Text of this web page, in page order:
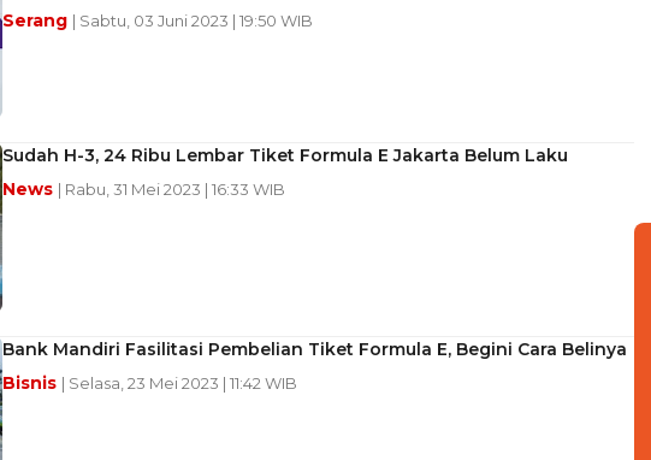
Serang | Sabtu, 03 Juni 2023 | 19:50 WIB
Sudah H-3, 24 Ribu Lembar Tiket Formula E Jakarta Belum Laku
News | Rabu, 31 Mei 2023 | 16:33 WIB
Bank Mandiri Fasilitasi Pembelian Tiket Formula E, Begini Cara Belinya
Bisnis | Selasa, 23 Mei 2023 | 11:42 WIB